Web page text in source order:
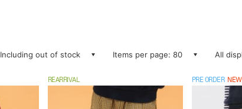
Including out of stock Items per page: 80 All
REARRIVAL PRE ORDER NEW